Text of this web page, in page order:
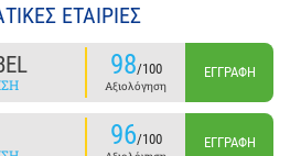
ΕΤΑΙΡΙΕΣ
98/100
Αξιολόγηση
ΕΓΓΡΑΦΉ
96/100 ΕΓΓΡΑΦΉ